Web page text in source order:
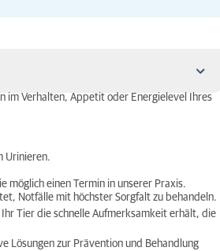
Niederländisch sprechen
im Verhalten, Appetit oder Energielevel Ihres
Urinieren.
möglich einen Termin in unserer Praxis.
Notfälle mit höchster Sorgfalt zu behandeln.
Tier die schnelle Aufmerksamkeit erhält, die
Lösungen zur Prävention und Behandlung